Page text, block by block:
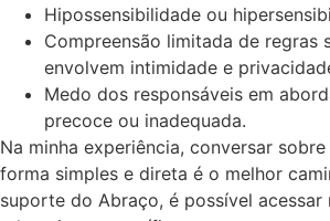
Hipossensibilidade ou
Compreensão limitada de regras
envolvem intimidade e
Medo dos responsáveis em
precoce ou inadequada.
Na minha experiência, conversar
forma simples e direta é o melhor
suporte do Abraço, é possível acessar